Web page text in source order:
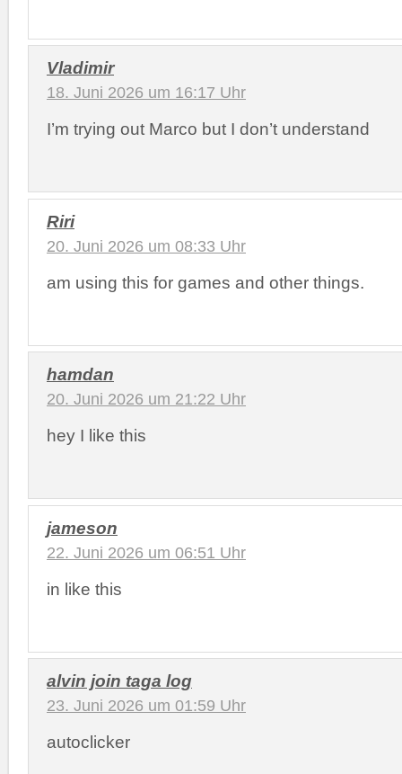
Vladimir
18. Juni 2026 um 16:17 Uhr
I’m trying out Marco but I don’t understand
Riri
20. Juni 2026 um 08:33 Uhr
am using this for games and other things.
hamdan
20. Juni 2026 um 21:22 Uhr
hey I like this
jameson
22. Juni 2026 um 06:51 Uhr
in like this
alvin join taga log
23. Juni 2026 um 01:59 Uhr
autoclicker